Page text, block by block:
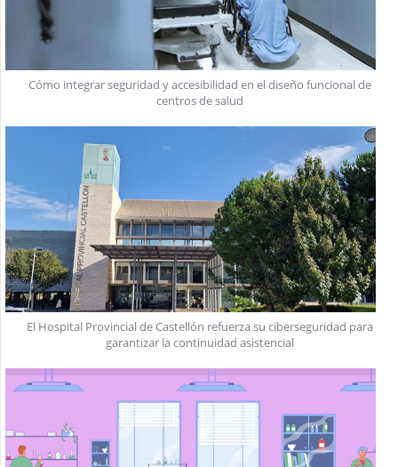
Cómo integrar seguridad y accesibilidad en el diseño funcional de
centros de salud
El Hospital Provincial de Castellón refuerza su ciberseguridad para
garantizar la continuidad asistencial